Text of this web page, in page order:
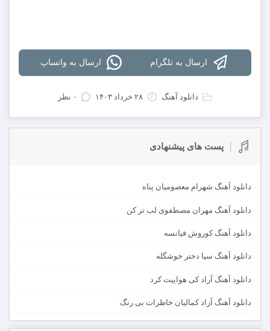
ارسال به تلگرام ارسال به واتساپ
دانلود آهنگ ۲۸ خرداد ۱۴۰۳ ۰ نظر
پست های پیشنهادی
دانلود آهنگ شهرام معصومیان پناه
دانلود آهنگ مهران مصطفوی لب تر کن
دانلود آهنگ کوروش فیانسه
دانلود آهنگ سیا دختر خوشگله
دانلود آهنگ آراد کی هواییت کرد
دانلود آهنگ آزاد کمالیان خاطرات بی رنگ